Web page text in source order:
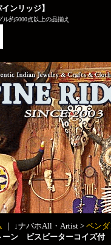
ンリッジ】
約5000点以上の品揃え
｜ ↓ナバホAll・Artist > ペン
ーン ビスビーターコイズ